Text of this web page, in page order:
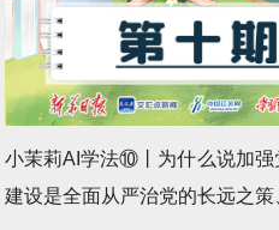
小茉莉AI学法⑩丨为什么说加强
建设是全面从严治党的长远之